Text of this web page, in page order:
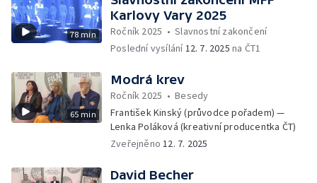
78 min
Karlovy Vary 2025
Ročník 2025 •Slavnostní zakončení
Poslední vysílání12. 7. 2025 na ČT1
65 min
Modrá krev
Ročník 2025 •Besedy
František Kinský (průvodce pořadem) —
Lenka Poláková (kreativní producentka ČT)
Zveřejněno12. 7. 2025
David Becher